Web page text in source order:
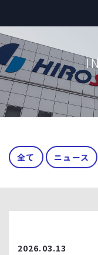
全て ニュース
2026.03.13